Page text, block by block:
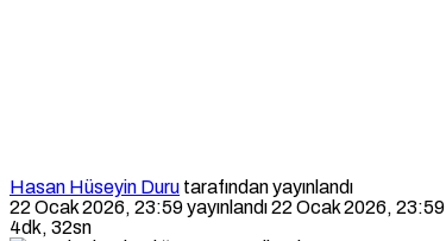
Hasan Hüseyin Duru tarafından yayınlandı
22 Ocak 2026, 23:59yayınlandı22 Ocak 2026, 23:59
4dk, 32sn